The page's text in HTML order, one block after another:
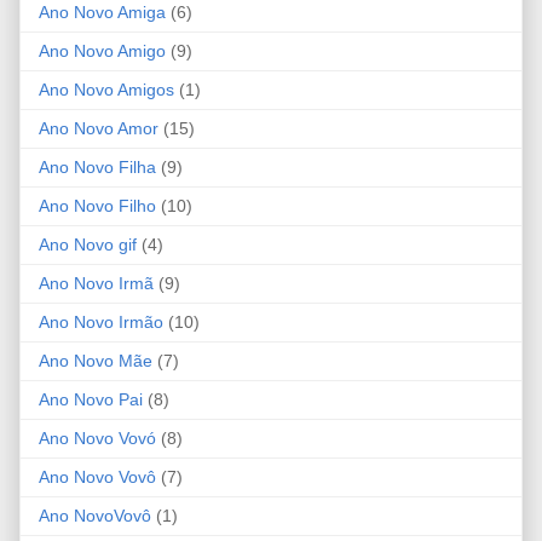
Ano Novo Amiga (6)
Ano Novo Amigo (9)
Ano Novo Amigos (1)
Ano Novo Amor (15)
Ano Novo Filha (9)
Ano Novo Filho (10)
Ano Novo gif (4)
Ano Novo Irmã (9)
Ano Novo Irmão (10)
Ano Novo Mãe (7)
Ano Novo Pai (8)
Ano Novo Vovó (8)
Ano Novo Vovô (7)
Ano NovoVovô (1)